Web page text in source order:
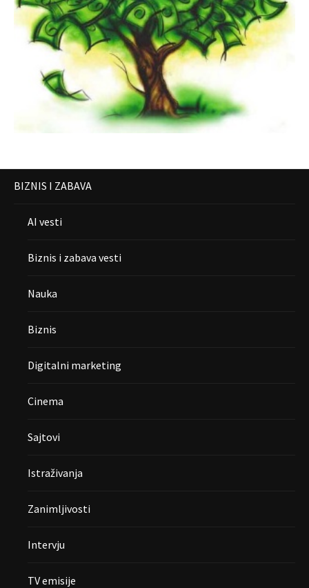
BIZNIS I ZABAVA
AI vesti
Biznis i zabava vesti
Nauka
Biznis
Digitalni marketing
Cinema
Sajtovi
Istraživanja
Zanimljivosti
Intervju
TV emisije